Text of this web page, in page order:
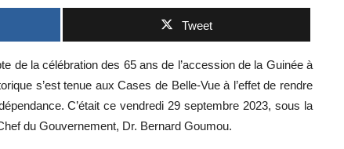
Tweet
de la célébration des 65 ans de l’accession de la Guinée à
s’est tenue aux Cases de Belle-Vue à l’effet de rendre
C’était ce vendredi 29 septembre 2023, sous la
du Gouvernement, Dr. Bernard Goumou.